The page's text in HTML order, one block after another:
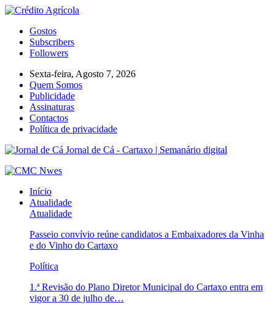
Gostos
Subscribers
Followers
Sexta-feira, Agosto 7, 2026
Quem Somos
Publicidade
Assinaturas
Contactos
Política de privacidade
Jornal de Cá - Cartaxo | Semanário digital
Início
Atualidade
Atualidade
Passeio convívio reúne candidatos a Embaixadores da Vinha
e do Vinho do Cartaxo
Política
1.ª Revisão do Plano Diretor Municipal do Cartaxo entra em
vigor a 30 de julho de…